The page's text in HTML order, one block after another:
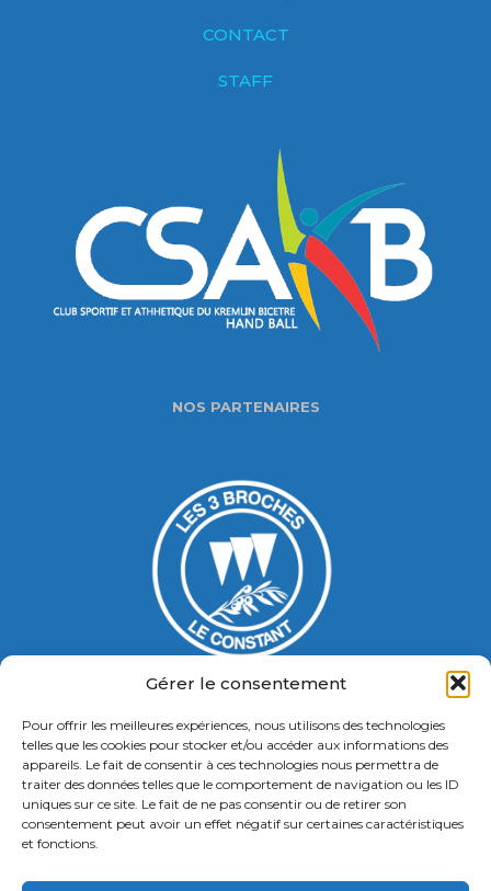
Gérer le consentement
Pour offrir les meilleures expériences, nous utilisons des technologies
telles que les cookies pour stocker et/ou accéder aux informations des
appareils. Le fait de consentir à ces technologies nous permettra de
traiter des données telles que le comportement de navigation ou les ID
uniques sur ce site. Le fait de ne pas consentir ou de retirer son
consentement peut avoir un effet négatif sur certaines caractéristiques
et fonctions.
CONTACT
STAFF
NOS PARTENAIRES
Gymnase Jacques Ducasse
5 Bd Chastenet de Géry
Contact : 01 46 58 49 88